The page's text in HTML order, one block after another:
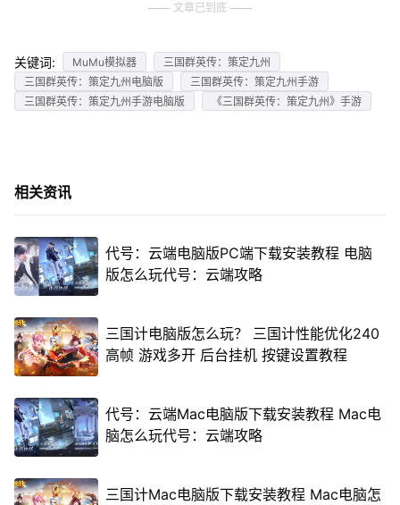
文章已到底
关键词: MuMu模拟器
三国群英传：策定九州
三国群英传：策定九州电脑版
三国群英传：策定九州手游
三国群英传：策定九州手游电脑版
《三国群英传：策定九州》手游
相关资讯
代号：云端电脑版PC端下载安装教程 电脑
版怎么玩代号：云端攻略
三国计电脑版怎么玩？ 三国计性能优化240
高帧 游戏多开 后台挂机 按键设置教程
代号：云端Mac电脑版下载安装教程 Mac电
脑怎么玩代号：云端攻略
三国计Mac电脑版下载安装教程 Mac电脑怎